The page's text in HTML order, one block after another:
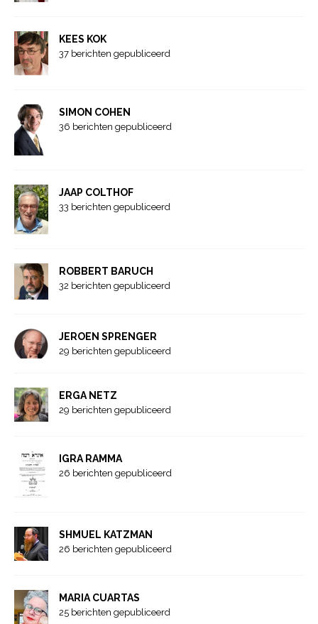
KEES KOK
37 berichten gepubliceerd
SIMON COHEN
36 berichten gepubliceerd
JAAP COLTHOF
33 berichten gepubliceerd
ROBBERT BARUCH
32 berichten gepubliceerd
JEROEN SPRENGER
29 berichten gepubliceerd
ERGA NETZ
29 berichten gepubliceerd
IGRA RAMMA
26 berichten gepubliceerd
SHMUEL KATZMAN
26 berichten gepubliceerd
MARIA CUARTAS
25 berichten gepubliceerd